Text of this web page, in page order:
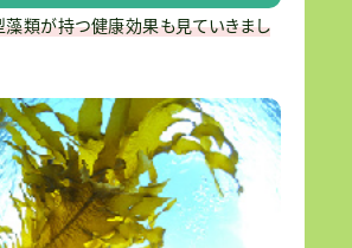
藻類が持つ健康効果も見ていきまし